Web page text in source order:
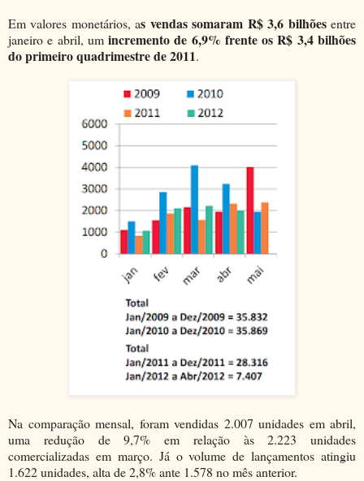
Em valores monetários, as vendas somaram R$ 3,6 bilhõesentre
janeiro e abril, umincremento de 6,9% frente os R$ 3,4 bilhões
do primeiro quadrimestre de 2011.
Na comparação mensal, foram vendidas 2.007 unidades em abril,
uma redução de 9,7% em relação às 2.223 unidades
comercializadas em março. Já o volume de lançamentos atingiu
1.622 unidades, alta de 2,8% ante 1.578 no mês anterior.